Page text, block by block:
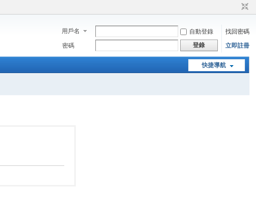
用戶名 自動登錄
找回密碼
密碼
登錄 立即註冊
快捷導航